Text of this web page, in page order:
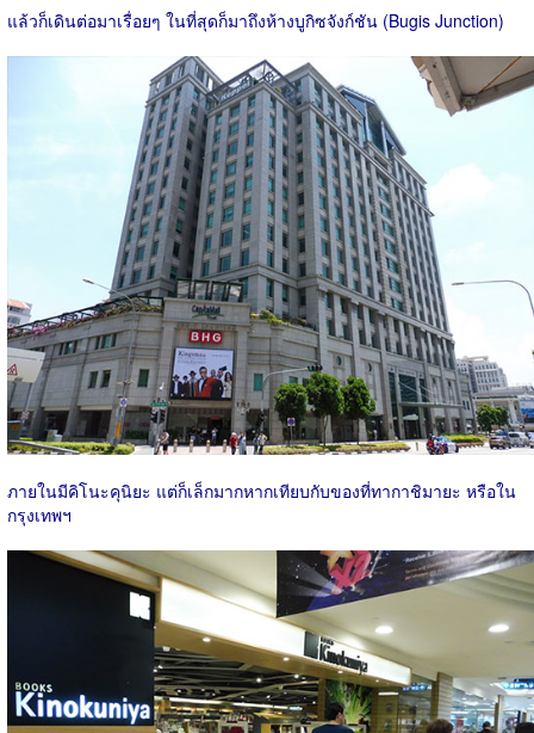
แล้วก็เดินต่อมาเรื่อยๆ ในที่สุดก็มาถึงห้างบูกิซจังก์ชัน (Bugis Junction)
ภายในมีคิโนะคุนิยะ แต่ก็เล็กมากหากเทียบกับของที่ทากาชิมายะ หรือใน
กรุงเทพฯ